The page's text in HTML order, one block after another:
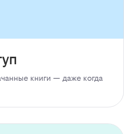
книги — даже когда